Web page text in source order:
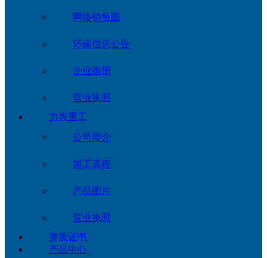
网络销售图
环保信息公告
企业画册
营业执照
力兴重工
公司简介
加工流程
产品图片
营业执照
资质证书
产品中心